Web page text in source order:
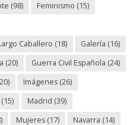
(98) Feminismo (15)
Caballero (18) Galería (16)
(20) Guerra Civil Española (24)
Imágenes(26)
(15) Madrid (39)
Mujeres(17) Navarra (14)